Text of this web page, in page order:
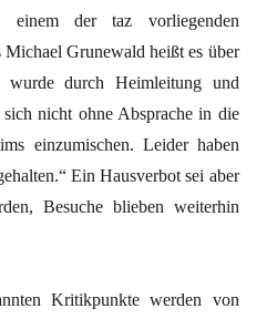
einem der taz vorliegenden
Michael Grunewald heißt es über
durch Heimleitung und
nicht ohne Absprache in die
einzumischen. Leider haben
Ein Hausverbot sei aber
Besuche blieben weiterhin
Kritikpunkte werden von